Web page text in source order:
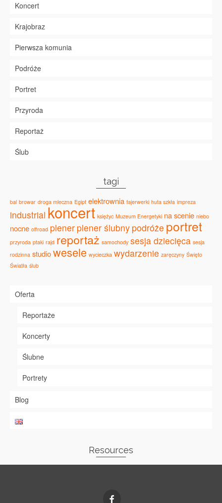
Koncert
Krajobraz
Pierwsza komunia
Podróże
Portret
Przyroda
Reportaż
Ślub
tagi
bal browar droga mleczna Egipt elektrownia fajerwerki huta szkła impreza
industrial koncert księżyc Muzeum Energetyki na scenie niebo
nocne offroad plener plener ślubny podróże portret
przyroda ptaki rajd reportaż samochody sesja dziecięca sesja
rodzinna studiowesele wycieczka wydarzenie zaręczyny Święto
Światła ślub
Oferta
Reportaże
Koncerty
Ślubne
Portrety
Blog
Resources